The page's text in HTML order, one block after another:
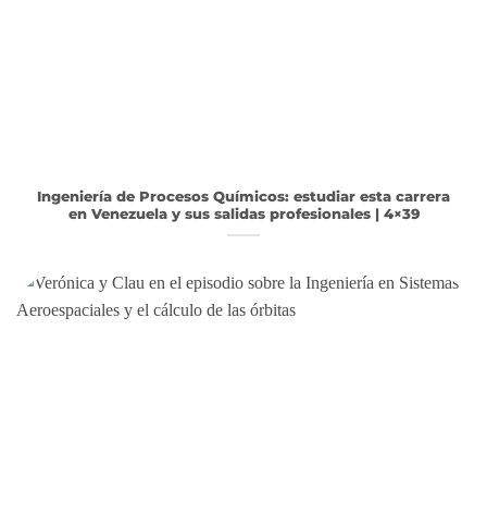
Ingeniería de Procesos Químicos: estudiar esta carrera
en Venezuela y sus salidas profesionales | 4×39